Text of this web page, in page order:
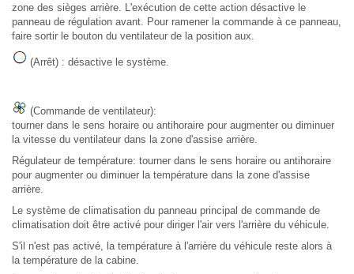
zone des sièges arrière. L'exécution de cette action désactive le
panneau de régulation avant. Pour ramener la commande à ce panneau,
faire sortir le bouton du ventilateur de la position aux.
(Arrêt) : désactive le système.
(Commande de ventilateur):
tourner dans le sens horaire ou antihoraire pour augmenter ou diminuer
la vitesse du ventilateur dans la zone d'assise arrière.
Régulateur de température: tourner dans le sens horaire ou antihoraire
pour augmenter ou diminuer la température dans la zone d'assise
arrière.
Le système de climatisation du panneau principal de commande de
climatisation doit être activé pour diriger l'air vers l'arrière du véhicule.
S'il n'est pas activé, la température à l'arrière du véhicule reste alors à
la température de la cabine.